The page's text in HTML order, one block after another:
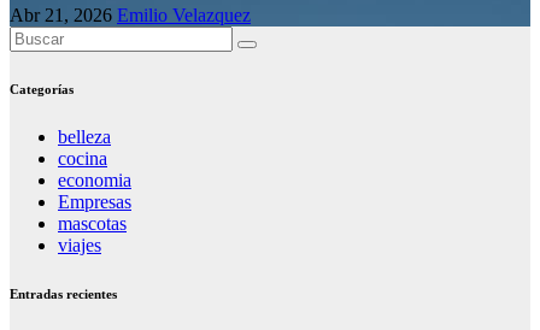
Abr 21, 2026 Emilio Velazquez
Categorías
belleza
cocina
economia
Empresas
mascotas
viajes
Entradas recientes